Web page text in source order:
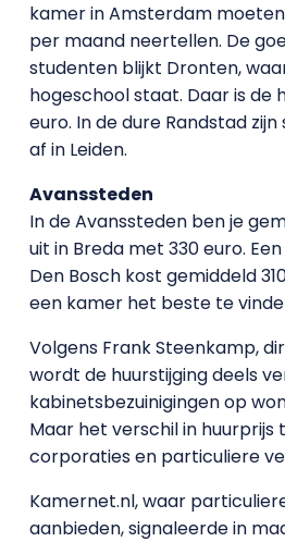
kamer in Amsterdam
per maand neertellen. De
studenten blijkt Dronten,
hogeschool staat. Daar is de
euro. In de dure Randstad
af in Leiden.
Avanssteden
In de Avanssteden ben je
uit in Breda met 330 euro.
Den Bosch kost gemiddeld
een kamer het beste te
Volgens Frank Steenkamp,
wordt de huurstijging deels
kabinetsbezuinigingen op
Maar het verschil in huurprijs
corporaties en particuliere
Kamernet.nl, waar
aanbieden, signaleerde in